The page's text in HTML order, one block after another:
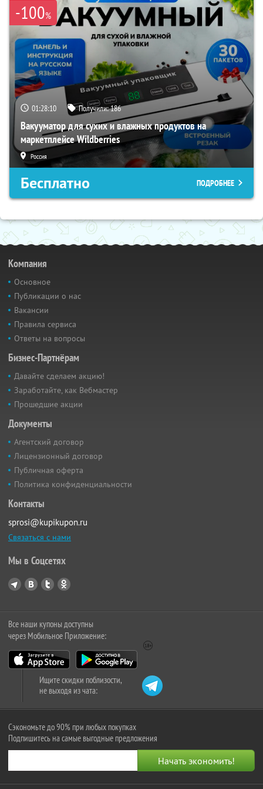
-100%
01:28:09 Получили:186
Вакууматор для сухих и влажных продуктов на
маркетплейсе Wildberries
Россия
Бесплатно ПОДРОБНЕЕ
Компания
Основное
Публикации о нас
Вакансии
Правила сервиса
Ответы на вопросы
Бизнес-Партнёрам
Давайте сделаем акцию!
Заработайте, как Вебмастер
Прошедшие акции
Документы
Агентский договор
Лицензионный договор
Публичная оферта
Политика конфиденциальности
Контакты
sprosi@kupikupon.ru
Связаться с нами
Мы в Соцсетях
Все наши купоны доступны
через Мобильное Приложение:
Ищите скидки поблизости,
не выходя из чата:
Сэкономьте до 90% при любых покупках
Подпишитесь на самые выгодные предложения